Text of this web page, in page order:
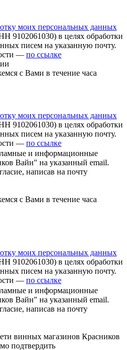
моих персональных данных
в целях обработки
писем на указанную почту.
— по ссылке
с Вами в течение часа
моих персональных данных
в целях обработки
писем на указанную почту.
— по ссылке
и информационные
Вайн" на указанный email.
написав на почту
с Вами в течение часа
моих персональных данных
в целях обработки
писем на указанную почту.
— по ссылке
и информационные
Вайн" на указанный email.
написав на почту
винных магазинов Красников
подтвердить